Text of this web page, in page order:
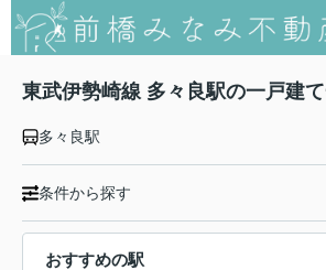
東武伊勢崎線 多々良駅の一戸建
多々良駅
条件から探す
おすすめの駅